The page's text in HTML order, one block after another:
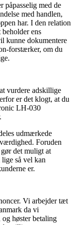
påpasselig med de
med handlen,
har. I den relation
ens
kunne dokumentere
forstærker, om du
vurdere adskillige
er det klogt, at du
LH-030
udmærkede
Foruden
det muligt at
lige så vel kan
er.
Vi arbejder tæt
da vi
høster betaling